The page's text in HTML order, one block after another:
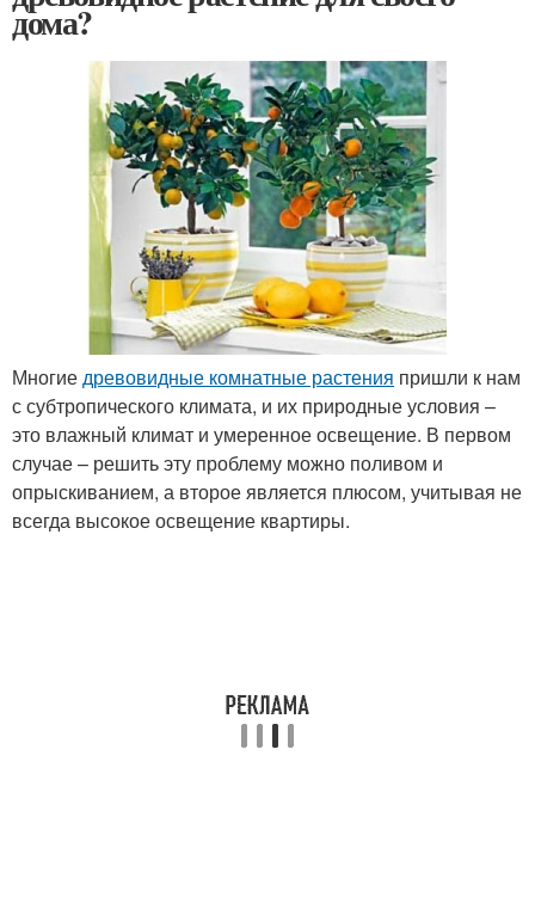
дома?
Многиедревовидные комнатные растения пришли к нам
с субтропического климата, и их природные условия –
это влажный климат и умеренное освещение. В первом
случае – решить эту проблему можно поливом и
опрыскиванием, а второе является плюсом, учитывая не
всегда высокое освещение квартиры.